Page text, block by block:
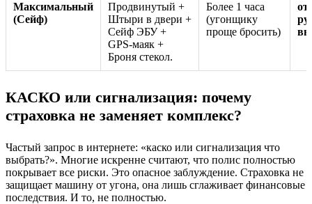
Максимальный
(Сейф)
Продвинутый +
Штыри в двери +
Сейф ЭБУ +
GPS-маяк +
Броня стекол.
Более 1 часа
(угонщику
проще бросить)
от
КАСКО или сигнализация: почему
страховка не заменяет комплекс?
Частый запрос в интернете: «каско или сигнализация что
выбрать?». Многие искренне считают, что полис полностью
покрывает все риски. Это опасное заблуждение. Страховка не
защищает машину от угона, она лишь сглаживает финансовые
последствия. И то, не полностью.